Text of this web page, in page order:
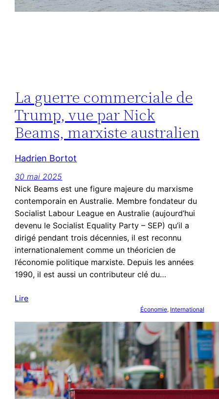
La guerre commerciale de
Trump, vue par Nick
Beams, marxiste australien
Hadrien Bortot
30 mai 2025
Nick Beams est une figure majeure du marxisme
contemporain en Australie. Membre fondateur du
Socialist Labour League en Australie (aujourd’hui
devenu le Socialist Equality Party – SEP) qu’il a
dirigé pendant trois décennies, il est reconnu
internationalement comme un théoricien de
l’économie politique marxiste. Depuis les années
1990, il est aussi un contributeur clé du…
Lire
Économie, International